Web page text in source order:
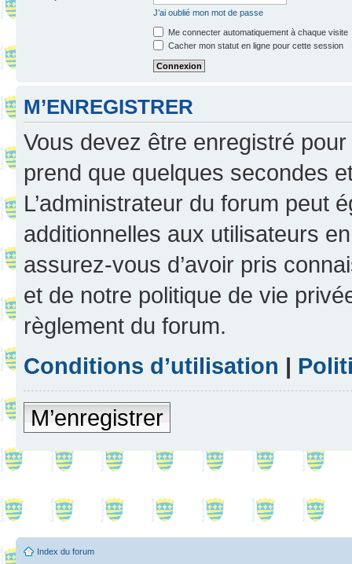
J’ai oublié mon mot de passe
Me connecter automatiquement à chaque visite
Cacher mon statut en ligne pour cette session
M’ENREGISTRER
Vous devez être enregistré
prend que quelques secondes
L’administrateur du forum peut
additionnelles aux utilisateurs
assurez-vous d’avoir pris
et de notre politique de vie
règlement du forum.
Conditions d’utilisation |
M’enregistrer
Index du forum